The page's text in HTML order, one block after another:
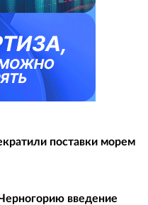
поставки морем
введение